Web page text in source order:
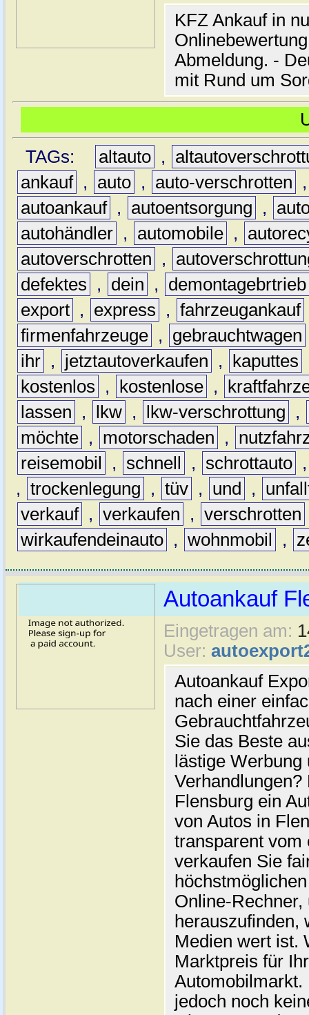
KFZ Ankauf in
Abmeldung. -
mit Rund um
TAGs:
altauto ,
ankauf , auto , auto-verschrotten
autoankauf , autoentsorgung ,
autohändler , automobile ,
autoverschrotten
,
defektes
, dein ,
demontagebrtrieb
export , express , fahrzeugankauf
firmenfahrzeuge , gebrauchtwagen
ihr , jetztautoverkaufen , kaputtes
kostenlos
, kostenlose ,
lassen
, lkw , lkw-verschrottung
,
möchte , motorschaden ,
reisemobil
, schnell , schrottauto
, trockenlegung , tüv , und ,
verkauf , verkaufen , verschrotten
wirkaufendeinauto , wohnmobil ,
Autoankauf
Eingetragen am:
User:
Autoankauf
nach einer
Sie das Beste
lästige Werbung
Flensburg ein
von Autos in
transparent vom
verkaufen Sie
Online-
herauszufinden,
Medien wert ist.
Marktpreis für
jedoch noch